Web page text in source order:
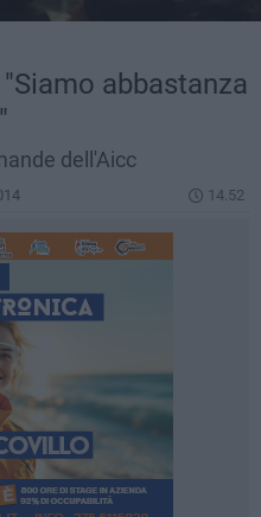
abbastanza
dell'Aicc
14.52